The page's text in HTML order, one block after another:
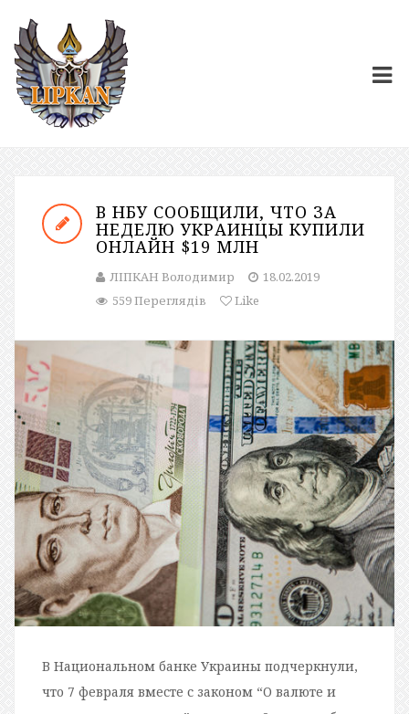
В НБУ СООБЩИЛИ, ЧТО ЗА
НЕДЕЛЮ УКРАИНЦЫ КУПИЛИ
ОНЛАЙН $19 МЛН
ЛІПКАН Володимир
18.02.2019
559 Переглядів
Like
В Национальном банке Украины подчеркнули,
что 7 февраля вместе с законом “О валюте и